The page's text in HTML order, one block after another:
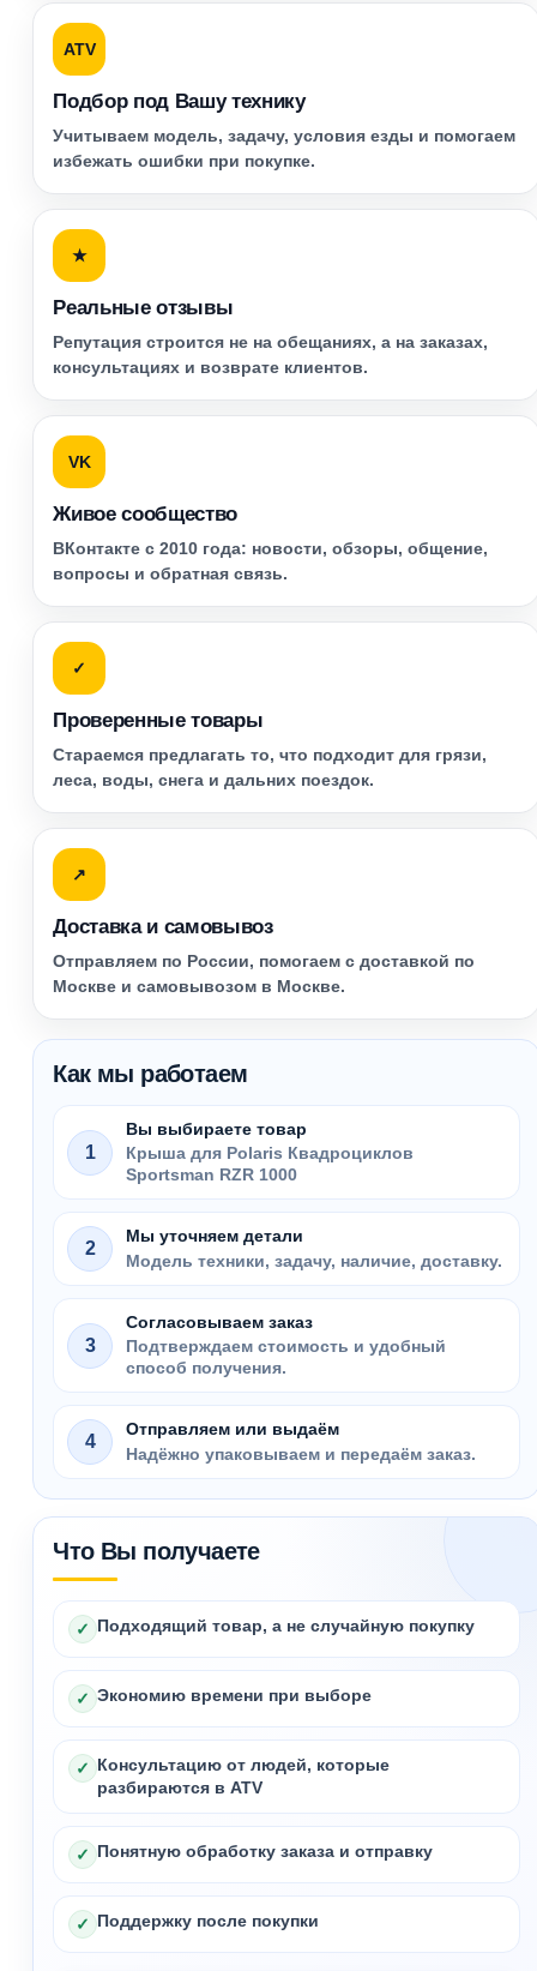
ATV
Подбор под Вашу технику
Учитываем модель, задачу, условия езды и помогаем
избежать ошибки при покупке.
★
Реальные отзывы
Репутация строится не на обещаниях, а на заказах,
консультациях и возврате клиентов.
VK
Живое сообщество
ВКонтакте с 2010 года: новости, обзоры, общение,
вопросы и обратная связь.
✓
Проверенные товары
Стараемся предлагать то, что подходит для грязи,
леса, воды, снега и дальних поездок.
↗
Доставка и самовывоз
Отправляем по России, помогаем с доставкой по
Москве и самовывозом в Москве.
Как мы работаем
1
Вы выбираете товар
Крыша для Polaris Квадроциклов
Sportsman RZR 1000
2
Мы уточняем детали
Модель техники, задачу, наличие, доставку.
3
Согласовываем заказ
Подтверждаем стоимость и удобный
способ получения.
4
Отправляем или выдаём
Надёжно упаковываем и передаём заказ.
Что Вы получаете
✓ Подходящий товар, а не случайную покупку
✓ Экономию времени при выборе
✓ Консультацию от людей, которые
разбираются в ATV
✓ Понятную обработку заказа и отправку
✓ Поддержку после покупки